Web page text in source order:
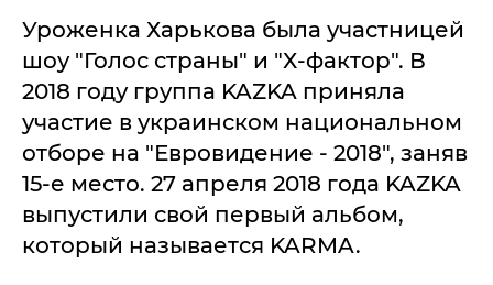
Уроженка Харькова была участницей
шоу "Голос страны" и "Х-фактор". В
2018 году группа KAZKA приняла
участие в украинском национальном
отборе на "Евровидение - 2018", заняв
15-е место. 27 апреля 2018 года KAZKA
выпустили свой первый альбом,
который называется KARMA.